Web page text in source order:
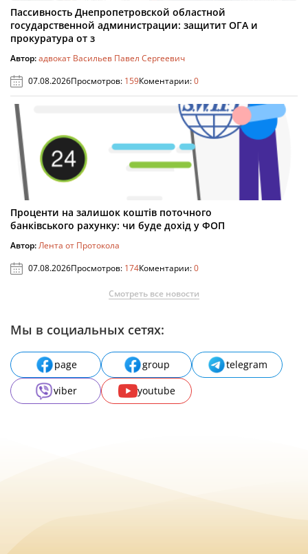
Пассивность Днепропетровской областной
государственной администрации: защитит ОГА и
прокуратура от з
Автор:адвокат Васильев Павел Сергеевич
07.08.2026Просмотров: 159Коментарии:0
Проценти на залишок коштів поточного
банківського рахунку: чи буде дохід у ФОП
Автор:Лента от Протокола
07.08.2026Просмотров: 174Коментарии:0
Смотреть все новости
Мы в социальных сетях:
page group
telegram
viber
youtube